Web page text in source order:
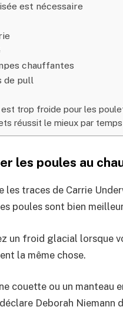
est nécessaire
chauffantes
de pull
trop froide pour les
réussit le mieux par
les poules au
les traces de Carrie
poules sont bien
un froid glacial lorsque
la même chose.
couette ou un manteau
Deborah Niemann